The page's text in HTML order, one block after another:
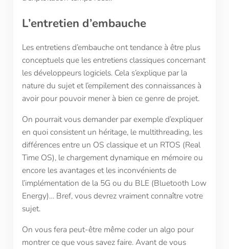
L’entretien d’embauche
Les entretiens d’embauche ont tendance à être plus
conceptuels que les entretiens classiques concernant
les développeurs logiciels. Cela s’explique par la
nature du sujet et l’empilement des connaissances à
avoir pour pouvoir mener à bien ce genre de projet.
On pourrait vous demander par exemple d’expliquer
en quoi consistent un héritage, le multithreading, les
différences entre un OS classique et un RTOS (Real
Time OS), le chargement dynamique en mémoire ou
encore les avantages et les inconvénients de
l’implémentation de la 5G ou du BLE (Bluetooth Low
Energy)… Bref, vous devrez vraiment connaître votre
sujet.
On vous fera peut-être même coder un algo pour
montrer ce que vous savez faire. Avant de vous